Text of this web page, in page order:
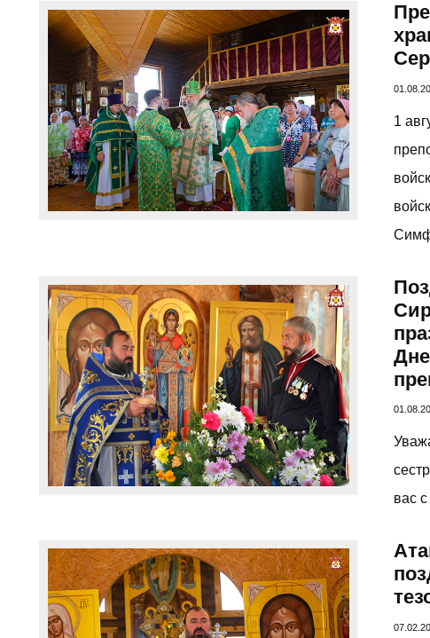
1
вас